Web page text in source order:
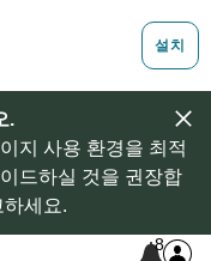
.
지 사용 환경을 최적
드하실 것을 권장합
하세요.
8